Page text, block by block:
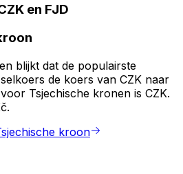
en FJD
blijkt dat de populairste
de koers van CZK naar
Tsjechische kronen is CZK.
kroon